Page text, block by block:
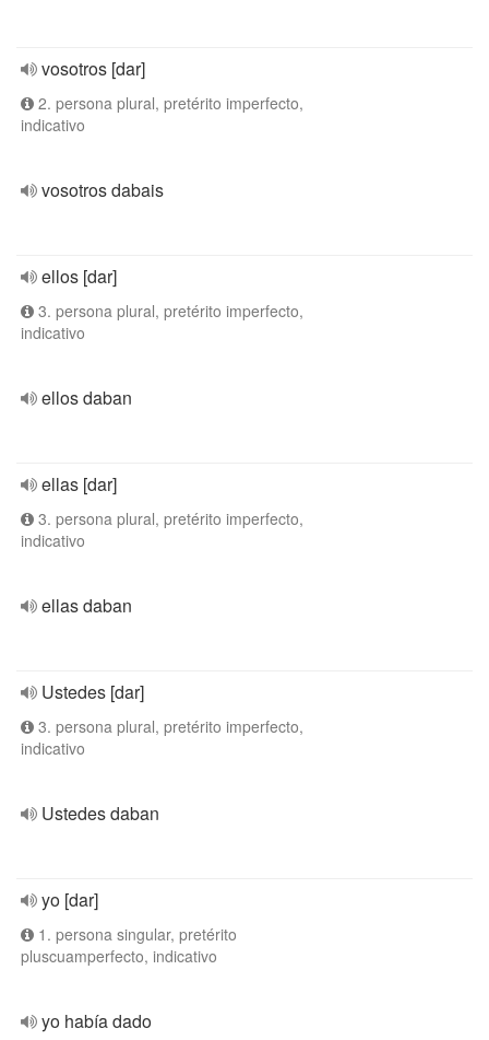
vosotros [dar]
2. persona plural, pretérito imperfecto,
indicativo
vosotros dabais
ellos [dar]
3. persona plural, pretérito imperfecto,
indicativo
ellos daban
ellas [dar]
3. persona plural, pretérito imperfecto,
indicativo
ellas daban
Ustedes [dar]
3. persona plural, pretérito imperfecto,
indicativo
Ustedes daban
yo [dar]
1. persona singular, pretérito
pluscuamperfecto, indicativo
yo había dado